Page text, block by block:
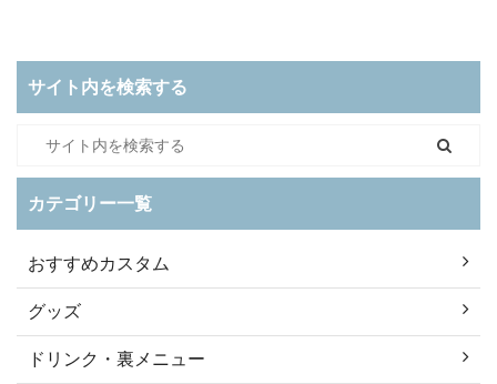
サイト内を検索する
カテゴリー一覧
おすすめカスタム
グッズ
ドリンク・裏メニュー